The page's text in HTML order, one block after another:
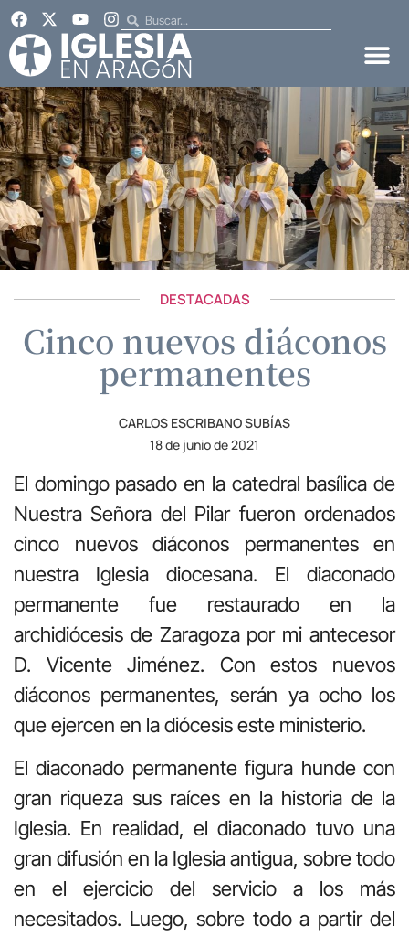
DESTACADAS
Cinco nuevos diáconos
permanentes
CARLOS ESCRIBANO SUBÍAS
18 de junio de 2021
El domingo pasado en la catedral basílica de
Nuestra Señora del Pilar fueron ordenados
cinco nuevos diáconos permanentes en
nuestra Iglesia diocesana. El diaconado
permanente fue restaurado en la
archidiócesis de Zaragoza por mi antecesor
D. Vicente Jiménez. Con estos nuevos
diáconos permanentes, serán ya ocho los
que ejercen en la diócesis este ministerio.
El diaconado permanente figura hunde con
gran riqueza sus raíces en la historia de la
Iglesia. En realidad, el diaconado tuvo una
gran difusión en la Iglesia antigua, sobre todo
en el ejercicio del servicio a los más
necesitados. Luego, sobre todo a partir del